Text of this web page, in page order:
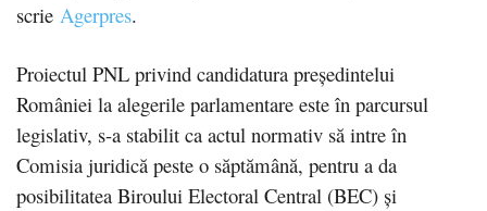
scrie Agerpres.
Proiectul PNL privind candidatura preşedintelui
României la alegerile parlamentare este în parcursul
legislativ, s-a stabilit ca actul normativ să intre în
Comisia juridică peste o săptămână, pentru a da
posibilitatea Biroului Electoral Central (BEC) şi